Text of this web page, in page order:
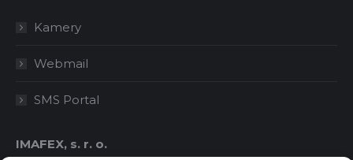
Kamery
Webmail
SMS Portal
IMAFEX, s. r. o.